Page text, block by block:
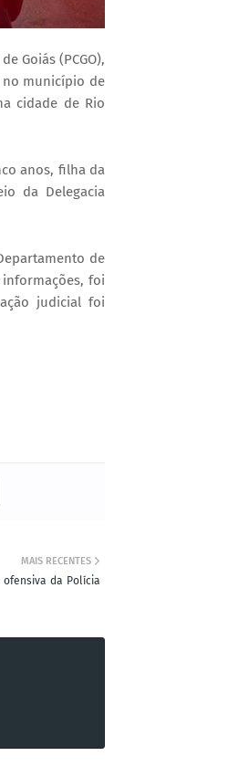
Goiás (PCGO),
município de
cidade de Rio
anos, filha da
da Delegacia
de
foi
judicial foi
MAIS RECENTES
da Polícia